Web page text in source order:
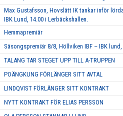
Max Gustafsson, Hovslätt IK tankar inför
IBK Lund, 14.00 i Lerbäckshallen.
Hemmapremiär
Säsongspremiär 8/8, Höllviken IBF – IBK
TALANG TAR STEGET UPP TILL A-TRUPPEN
POÄNGKUNG FÖRLÄNGER SITT AVTAL
LINDQVIST FÖRLÄNGER SITT KONTRAKT
NYTT KONTRAKT FÖR ELIAS PERSSON